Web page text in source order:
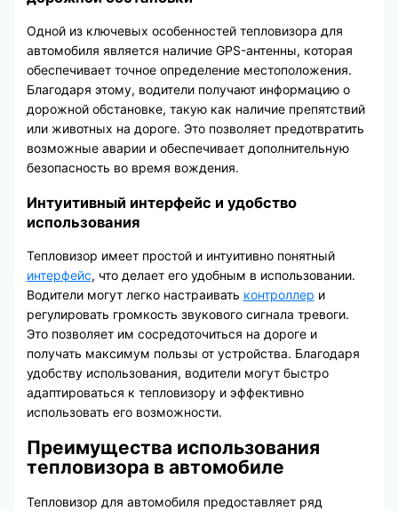
Одной из ключевых особенностей тепловизора для
автомобиля является наличие GPS-антенны, которая
обеспечивает точное определение местоположения.
Благодаря этому, водители получают информацию о
дорожной обстановке, такую как наличие препятствий
или животных на дороге. Это позволяет предотвратить
возможные аварии и обеспечивает дополнительную
безопасность во время вождения.
Интуитивный интерфейс и удобство
использования
Тепловизор имеет простой и интуитивно понятный
интерфейс, что делает его удобным в использовании.
Водители могут легко настраивать контроллер и
регулировать громкость звукового сигнала тревоги.
Это позволяет им сосредоточиться на дороге и
получать максимум пользы от устройства. Благодаря
удобству использования, водители могут быстро
адаптироваться к тепловизору и эффективно
использовать его возможности.
Преимущества использования
тепловизора в автомобиле
Тепловизор для автомобиля предоставляет ряд